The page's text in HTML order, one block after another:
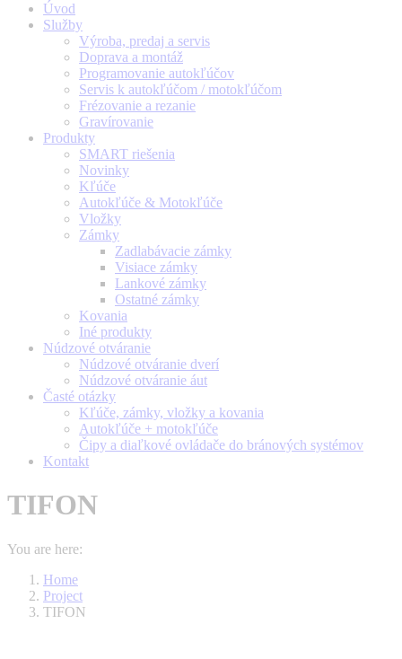
Úvod
Služby
Výroba, predaj a servis
Doprava a montáž
Programovanie autokľúčov
Servis k autokľúčom / motokľúčom
Frézovanie a rezanie
Gravírovanie
Produkty
SMART riešenia
Novinky
Kľúče
Autokľúče & Motokľúče
Vložky
Zámky
Zadlabávacie zámky
Visiace zámky
Lankové zámky
Ostatné zámky
Kovania
Iné produkty
Núdzové otváranie
Núdzové otváranie dverí
Núdzové otváranie áut
Časté otázky
Kľúče, zámky, vložky a kovania
Autokľúče + motokľúče
Čipy a diaľkové ovládače do bránových systémov
Kontakt
TIFON
You are here:
Home
Project
TIFON